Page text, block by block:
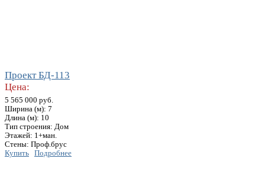
Проект БД-113
Цена:
5 565 000 руб.
Ширина (м): 7
Длина (м): 10
Тип строения: Дом
Этажей: 1+ман.
Стены: Проф.брус
Купить
Подробнее